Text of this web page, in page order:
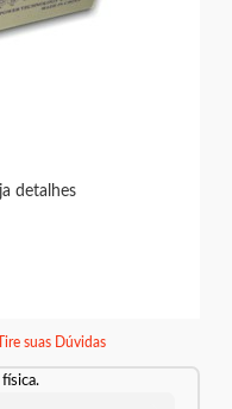
detalhes
Tire suas Dúvidas